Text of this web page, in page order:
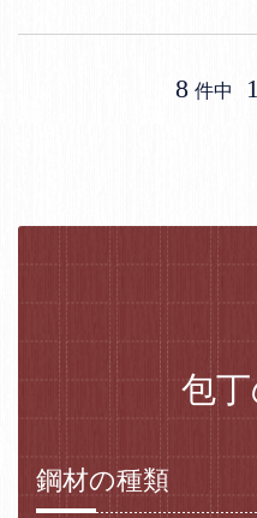
8 件中 1
包
鋼材の種類